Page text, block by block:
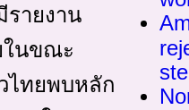
รายงาน
ในขณะ
ไทยพบหลัก